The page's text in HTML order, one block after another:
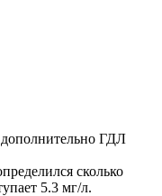
ГДЛ
сколько
5.3 мг/л.